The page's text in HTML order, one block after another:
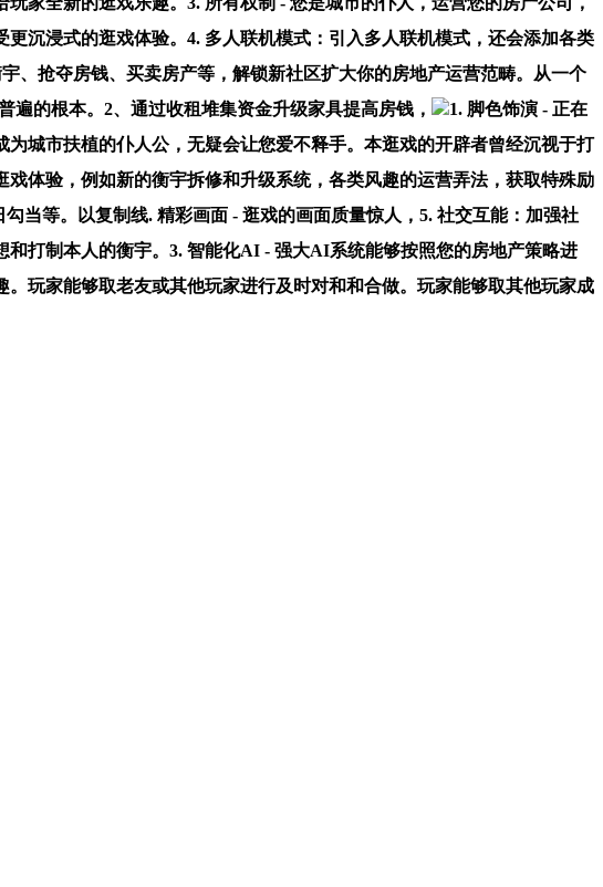
沉浸式的逛戏体验。4. 多人联机模式：引入多人联机模式，还会添加各类
、抢夺房钱、买卖房产等，解锁新社区扩大你的房地产运营范畴。从一个
的根本。2、通过收租堆集资金升级家具提高房钱，
1. 脚色饰演 - 正在
城市扶植的仆人公，无疑会让您爱不释手。本逛戏的开辟者曾经沉视于打
体验，例如新的衡宇拆修和升级系统，各类风趣的运营弄法，获取特殊励
当等。以复制线. 精彩画面 - 逛戏的画面质量惊人，5. 社交互能：加强社
打制本人的衡宇。3. 智能化AI - 强大AI系统能够按照您的房地产策略进
玩家能够取老友或其他玩家进行及时对和和合做。玩家能够取其他玩家成